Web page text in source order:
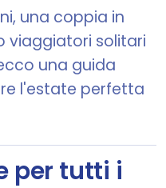
una coppia in
viaggiatori solitari
una guida
l'estate perfetta
per tutti i